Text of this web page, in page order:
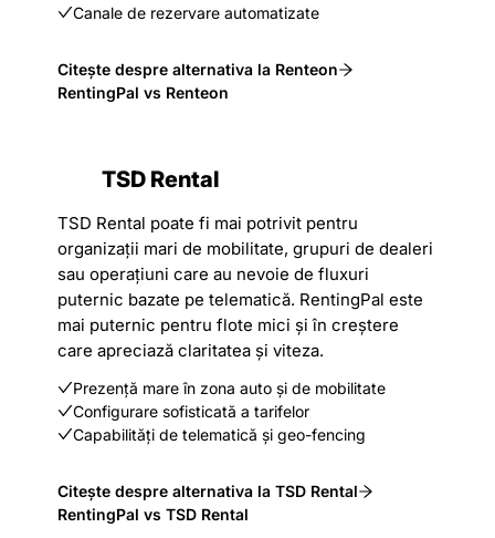
Canale de rezervare automatizate
Citește despre alternativa la Renteon
RentingPal vs Renteon
TSD Rental
TSD Rental poate fi mai potrivit pentru
organizații mari de mobilitate, grupuri de dealeri
sau operațiuni care au nevoie de fluxuri
puternic bazate pe telematică. RentingPal este
mai puternic pentru flote mici și în creștere
care apreciază claritatea și viteza.
Prezență mare în zona auto și de mobilitate
Configurare sofisticată a tarifelor
Capabilități de telematică și geo-fencing
Citește despre alternativa la TSD Rental
RentingPal vs TSD Rental